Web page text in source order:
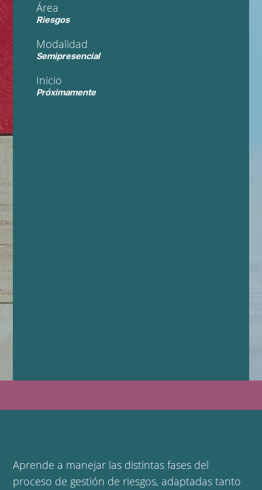
Área
Riesgos
Modalidad
Semipresencial
Inicio
Próximamente
Aprende a manejar las distintas fases del
proceso de gestión de riesgos, adaptadas tanto